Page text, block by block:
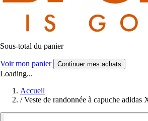
Sous-total du panier
Voir mon panier Continuer mes achats
Loading...
Accueil
/ Veste de randonnée à capuche